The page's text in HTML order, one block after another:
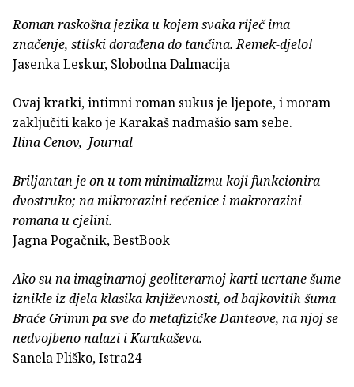
Roman raskošna jezika u kojem svaka riječ ima
značenje, stilski dorađena do tančina. Remek-djelo!
Jasenka Leskur, Slobodna Dalmacija
Ovaj kratki, intimni roman sukus je ljepote, i moram
zaključiti kako je Karakaš nadmašio sam sebe.
Ilina Cenov, Journal
Briljantan je on u tom minimalizmu koji funkcionira
dvostruko; na mikrorazini rečenice i makrorazini
romana u cjelini.
Jagna Pogačnik, BestBook
Ako su na imaginarnoj geoliterarnoj karti ucrtane šume
iznikle iz djela klasika književnosti, od bajkovitih šuma
Braće Grimm pa sve do metafizičke Danteove, na njoj se
nedvojbeno nalazi i Karakaševa.
Sanela Pliško, Istra24